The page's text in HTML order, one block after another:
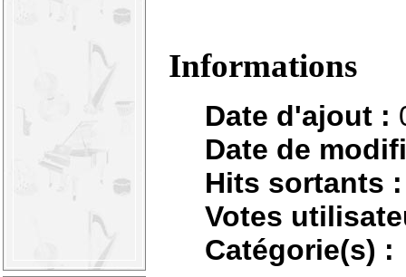
Informations
Date d'ajout :
Date de
Hits sortants :
Votes
Catégorie(s) :